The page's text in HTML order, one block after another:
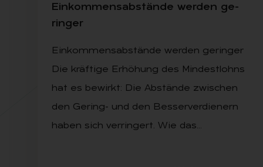
Ein­kom­mens­ab­stän­de wer­den ge­
rin­ger
Einkommensabstände werden geringer
Die kräftige Erhöhung des Mindestlohns
hat es bewirkt: Die Abstände zwischen
den Gering- und den Besserverdienern
haben sich verringert. Wie das…